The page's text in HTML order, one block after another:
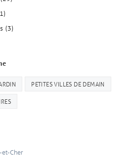
(3)
PETITES VILLES DE DEMAIN
et-Cher